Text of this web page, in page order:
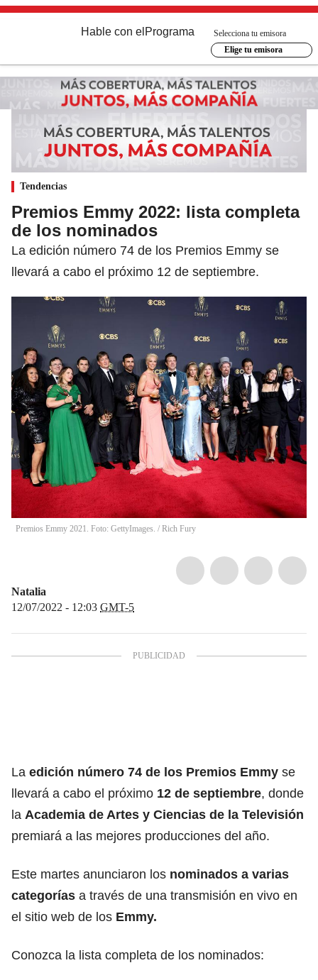
Hable con el Programa
Selecciona tu emisora
Elige tu emisora
Tendencias
Premios Emmy 2022: lista completa
de los nominados
La edición número 74 de los Premios Emmy se
llevará a cabo el próximo 12 de septiembre.
Premios Emmy 2021. Foto: GettyImages. / Rich Fury
Natalia
12/07/2022 - 12:03 GMT-5
La edición número 74 de los Premios Emmy se
llevará a cabo el próximo 12 de septiembre, donde
la Academia de Artes y Ciencias de la Televisión
premiará a las mejores producciones del año.
Este martes anunciaron los nominados a varias
categorías a través de una transmisión en vivo en
el sitio web de los Emmy.
Conozca la lista completa de los nominados: